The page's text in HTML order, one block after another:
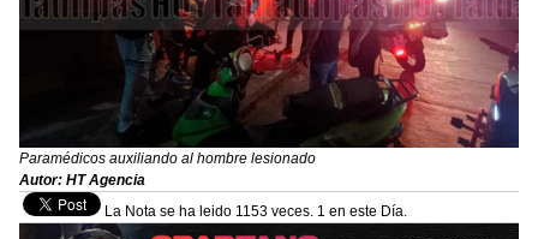
Paramédicos auxiliando al hombre lesionado
Autor: HT Agencia
La Nota se ha leido 1153 veces. 1 en este Día.